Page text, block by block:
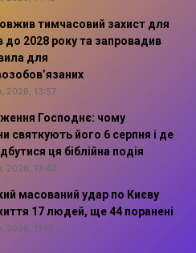
тимчасовий захист для
до 2028 року та запровадив
для
2026, 13:57
Господнє: чому
святкують його 6 серпня і де
ця біблійна подія
2026, 13:42
масований удар по Києву
17 людей, ще 44 поранені
2026, 11:16